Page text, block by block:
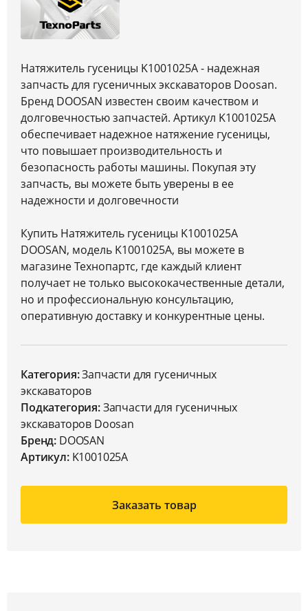
Натяжитель гусеницы K1001025A - надежная
запчасть для гусеничных экскаваторов Doosan.
Бренд DOOSAN известен своим качеством и
долговечностью запчастей. Артикул K1001025A
обеспечивает надежное натяжение гусеницы,
что повышает производительность и
безопасность работы машины. Покупая эту
запчасть, вы можете быть уверены в ее
надежности и долговечности
Купить Натяжитель гусеницы K1001025A
DOOSAN, модель K1001025A, вы можете в
магазине Технопартс, где каждый клиент
получает не только высококачественные детали,
но и профессиональную консультацию,
оперативную доставку и конкурентные цены.
Категория:Запчасти для гусеничных
экскаваторов
Подкатегория:Запчасти для гусеничных
экскаваторов Doosan
Бренд: DOOSAN
Артикул:K1001025A
Заказать товар